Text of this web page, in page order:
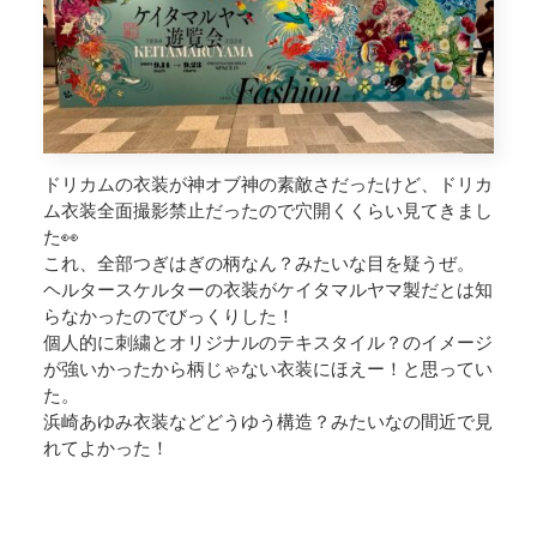
ドリカムの衣装が神オブ神の素敵さだったけど、ドリカ
ム衣装全面撮影禁止だったので穴開くくらい見てきまし
た👀
これ、全部つぎはぎの柄なん？みたいな目を疑うぜ。
ヘルタースケルターの衣装がケイタマルヤマ製だとは知
らなかったのでびっくりした！
個人的に刺繍とオリジナルのテキスタイル？のイメージ
が強いかったから柄じゃない衣装にほえー！と思ってい
た。
浜崎あゆみ衣装などどうゆう構造？みたいなの間近で見
れてよかった！